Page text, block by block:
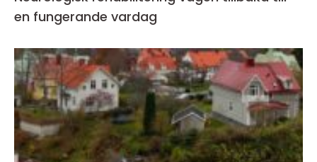
en fungerande vardag